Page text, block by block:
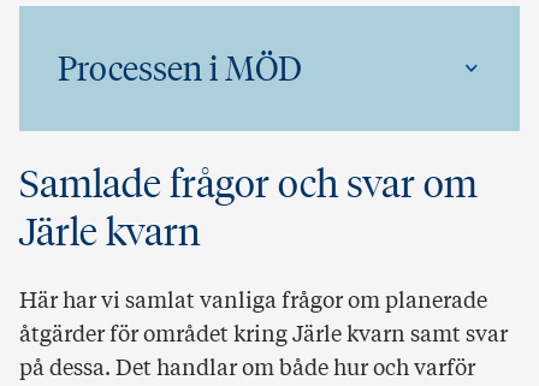
Processen i MÖD
Samlade frågor och svar om
Järle kvarn
Här har vi samlat vanliga frågor om planerade
åtgärder för området kring Järle kvarn samt svar
på dessa. Det handlar om både hur och varför